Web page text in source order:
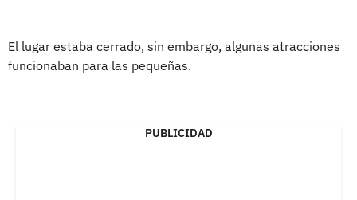
El lugar estaba cerrado, sin embargo, algunas atracciones
funcionaban para las pequeñas.
PUBLICIDAD